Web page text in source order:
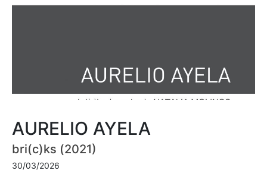
AURELIO AYELA
bri(c)ks (2021)
30/03/2026